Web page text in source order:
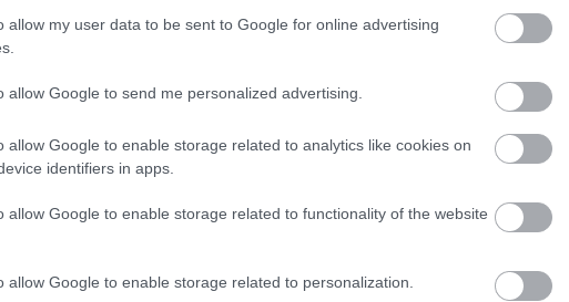
allow my user data to be sent to Google for online advertising
allow Google to send me personalized advertising.
allow Google to enable storage related to analytics like cookies on
identifiers in apps.
allow Google to enable storage related to functionality of the website
allow Google to enable storage related to personalization.
legszívesebben?
Sie daraus gelernt?
a legnagyobb hibát? Mit tanult ebből?
(1
családi
(
építőipar
karantén